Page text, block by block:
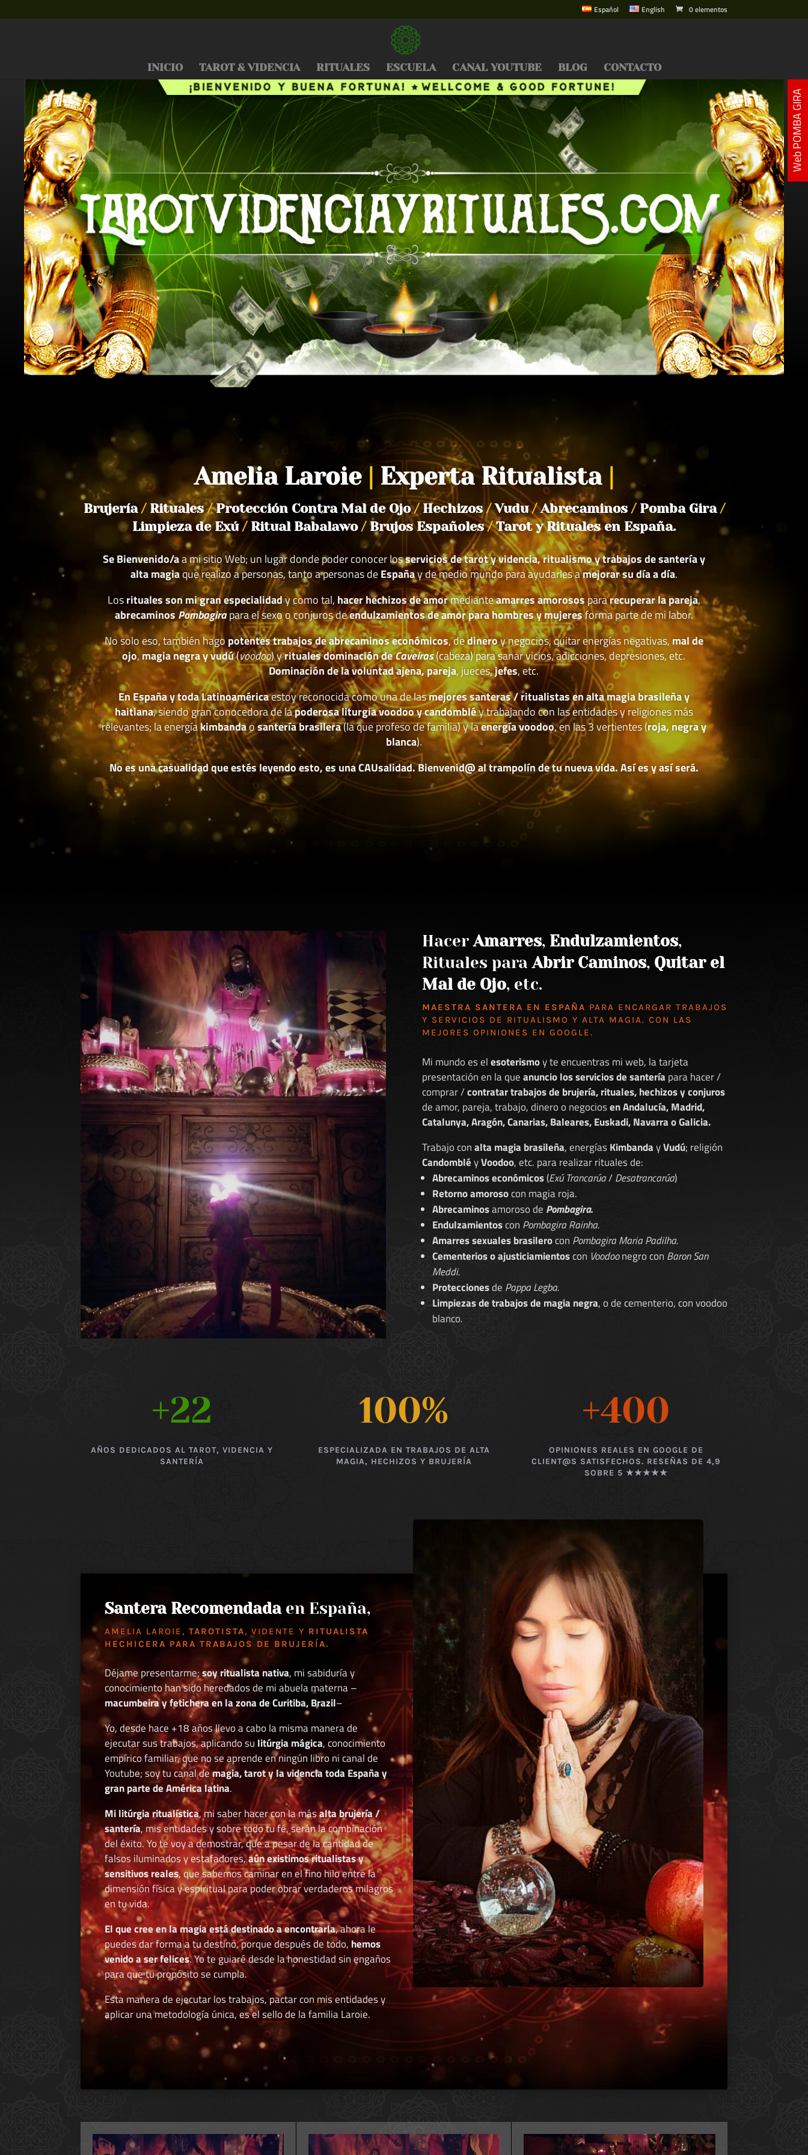
Español English 0 elementos
INICIO TAROT & VIDENCIA RITUALES ESCUELA CANAL YOUTUBE BLOG CONTACTO
Amelia Laroie Experta Ritualista
Brujería /Rituales/Protección Contra Mal de Ojo/Hechizos/Vudu/Abrecaminos /Pomba Gira /
Limpieza de Exú /Ritual Babalawo /Brujos Españoles/Tarot y Rituales en España.
Se Bienvenido/aa mi sitio Web; un lugar donde poder conocer losservicios de tarot y videncia, ritualismo y trabajos de santería y
alta magiaque realizo a personas, tanto a personas deEspañay de medio mundo para ayudarles amejorar su día a día.
Losrituales son mi gran especialidady como tal, hacer hechizos de amormedianteamarres amorosospararecuperar la pareja,
abrecaminos Pombagirapara el sexo o conjuros deendulzamientos de amor para hombres y mujeresforma parte de mi labor.
No solo eso, también hago potentes trabajos de abrecaminos económicos, dedineroy negocios, quitar energías negativas, mal de
ojo, magia negra y vudú(voodoo) yrituales dominación deCaveiras(cabeza) para sanar vicios, adicciones, depresiones, etc.
Dominación de la voluntad ajena, pareja, jueces,jefes, etc.
En España y toda Latinoaméricaestoy reconocida como una de lasmejores santeras / ritualistas en alta magia brasileña y
haitiana, siendo gran conocedora de lapoderosa liturgia voodoo y candombléy trabajando con las entidades y religiones más
relevantes; la energíakimbandaosantería brasilera(la que profeso de familia) y laenergía voodoo, en las 3 vertientes (roja, negra y
blanca).
No es una casualidad que estés leyendo esto, es una CAUsalidad. Bienvenid@ al trampolín de tu nueva vida. Así es y así será.
HacerAmarres, Endulzamientos,
Rituales paraAbrir Caminos, Quitar el
Mal de Ojo, etc.
MAESTRA SANTERA EN ESPAÑA PARA ENCARGAR TRABAJOS
Y SERVICIOS DE RITUALISMO Y ALTA MAGIA. CON LAS
MEJORES OPINIONES EN GOOGLE.
Mi mundo es elesoterismoy te encuentras mi web, la tarjeta
presentación en la queanuncio los servicios de santería para hacer /
comprar /contratar trabajos de brujería, rituales, hechizos y conjuros
de amor, pareja, trabajo, dinero o negociosen Andalucía, Madrid,
Catalunya, Aragón, Canarias, Baleares, Euskadi, Navarra o Galicia.
Trabajo conalta magia brasileña, energíasKimbandayVudú; religión
CandombléyVoodoo, etc. para realizar rituales de:
Abrecaminos económicos(Exú Trancarúa/Desatrancarúa)
Retorno amorosocon magia roja.
Abrecaminosamoroso de Pombagira.
Endulzamientoscon Pombagira Rainha.
Amarres sexuales brasilerocon Pombagira Maria Padilha.
Cementerios o ajusticiamientoscon Voodoonegro con Baron San
Meddi.
Proteccionesde Pappa Legba.
Limpiezas de trabajos de magia negra, o de cementerio, con voodoo
blanco.
+22
AÑOS DEDICADOS AL TAROT, VIDENCIA Y
SANTERÍA
100%
ESPECIALIZADA EN TRABAJOS DE ALTA
MAGIA, HECHIZOS Y BRUJERÍA
+400
OPINIONES REALES EN GOOGLE DE
CLIENT@S SATISFECHOS. RESEÑAS DE 4,9
SOBRE 5 ★★★★★
Santera Recomendadaen España,
AMELIA LAROIE,TAROTISTA, VIDENTE Y RITUALISTA
HECHICERA PARA TRABAJOS DE BRUJERÍA.
Déjame presentarme;soy ritualista nativa, mi sabiduría y
conocimiento han sido heredados de mi abuela materna –
macumbeira y fetichera en la zona de Curitiba, Brazil–
Yo, desde hace +18 años llevo a cabo la misma manera de
ejecutar sus trabajos, aplicando su litúrgia mágica, conocimiento
empírico familiar, que no se aprende en ningún libro ni canal de
Youtube; soy tu canal demagia, tarot y la videncia toda España y
gran parte de América latina.
Mi litúrgia ritualística, mi saber hacer con la másalta brujería /
santería, mis entidades y sobre todo tu fé, serán la combinación
del éxito. Yo te voy a demostrar, que a pesar de la cantidad de
falsos iluminados y estafadores,aún existimos ritualistas y
sensitivos reales, que sabemos caminar en el fino hilo entre la
dimensión física y espiritual para poder obrar verdaderos milagros
en tu vida.
El que cree en la magia está destinado a encontrarla, ahora le
puedes dar forma a tu destino, porque después de todo, hemos
venido a ser felices. Yo te guiaré desde la honestidad sin engaños
para que tu propósito se cumpla.
Esta manera de ejecutar los trabajos, pactar con mis entidades y
aplicar una metodología única, es el sello de la familia Laroie.
Web POMBA GIRA